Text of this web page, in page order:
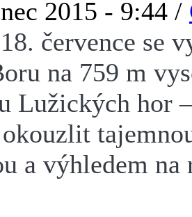
2015 - 9:44 /
července se
na 759 m
Lužických hor
okouzlit
a výhledem na